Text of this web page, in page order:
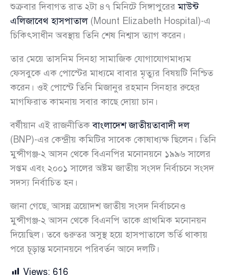
শুক্রবার দিবাগত রাত ২টা ৪৭ মিনিটে সিঙ্গাপুরেরমাউন্ট
এলিজাবেথ হাসপাতাল(Mount Elizabeth Hospital)-এ
চিকিৎসাধীন অবস্থায় তিনি শেষ নিশ্বাস ত্যাগ করেন।
তার মেয়ে তাসনিম সিনহা সামাজিক যোগাযোগমাধ্যম
ফেসবুকে এক পোস্টের মাধ্যমে বাবার মৃত্যুর বিষয়টি নিশ্চিত
করেন। ওই পোস্টে তিনি মিজানুর রহমান সিনহার রুহের
মাগফিরাত কামনায় সবার কাছে দোয়া চান।
বর্ষীয়ান এই রাজনীতিকবাংলাদেশ জাতীয়তাবাদী দল
(BNP)-এর কেন্দ্রীয় কমিটির সাবেক কোষাধ্যক্ষ ছিলেন। তিনি
মুন্সীগঞ্জ-২ আসন থেকে বিএনপির মনোনয়নে ১৯৯৬ সালের
সপ্তম এবং ২০০১ সালের অষ্টম জাতীয় সংসদ নির্বাচনে সংসদ
সদস্য নির্বাচিত হন।
জানা গেছে, আসন্ন ত্রয়োদশ জাতীয় সংসদ নির্বাচনেও
মুন্সীগঞ্জ-২ আসন থেকে বিএনপি তাকে প্রাথমিক মনোনয়ন
দিয়েছিল। তবে গুরুতর অসুস্থ হয়ে হাসপাতালে ভর্তি থাকায়
পরে চূড়ান্ত মনোনয়নে পরিবর্তন আনে দলটি।
Views: 616